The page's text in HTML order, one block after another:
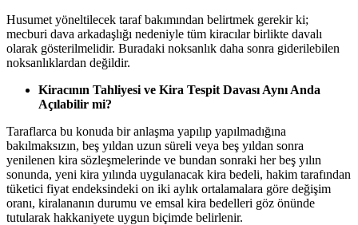
Husumet yöneltilecek taraf bakımından belirtmek gerekir ki;
mecburi dava arkadaşlığı nedeniyle tüm kiracılar birlikte davalı
olarak gösterilmelidir. Buradaki noksanlık daha sonra giderilebilen
noksanlıklardan değildir.
Kiracının Tahliyesi ve Kira Tespit Davası Aynı Anda
Açılabilir mi?
Taraflarca bu konuda bir anlaşma yapılıp yapılmadığına
bakılmaksızın, beş yıldan uzun süreli veya beş yıldan sonra
yenilenen kira sözleşmelerinde ve bundan sonraki her beş yılın
sonunda, yeni kira yılında uygulanacak kira bedeli, hakim tarafından
tüketici fiyat endeksindeki on iki aylık ortalamalara göre değişim
oranı, kiralananın durumu ve emsal kira bedelleri göz önünde
tutularak hakkaniyete uygun biçimde belirlenir.